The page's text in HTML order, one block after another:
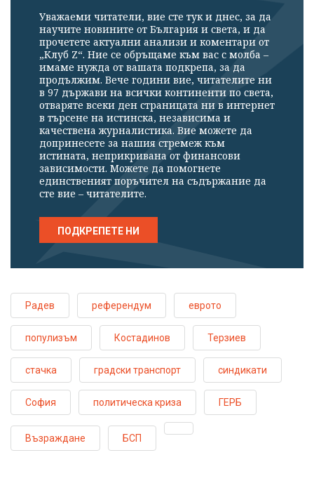
Уважаеми читатели, вие сте тук и днес, за да
научите новините от България и света, и да
прочетете актуални анализи и коментари от
„Клуб Z“. Ние се обръщаме към вас с молба –
имаме нужда от вашата подкрепа, за да
продължим. Вече години вие, читателите ни
в 97 държави на всички континенти по света,
отваряте всеки ден страницата ни в интернет
в търсене на истинска, независима и
качествена журналистика. Вие можете да
допринесете за нашия стремеж към
истината, неприкривана от финансови
зависимости. Можете да помогнете
единственият поръчител на съдържание да
сте вие – читателите.
ПОДКРЕПЕТЕ НИ
Радев референдум еврото
популизъм Костадинов Терзиев
стачка градски транспорт синдикати
София политическа криза ГЕРБ
Възраждане БСП